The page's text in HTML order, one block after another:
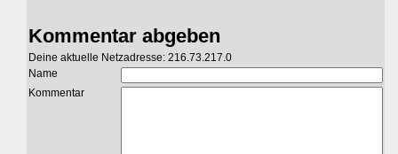
Kommentar abgeben
Deine aktuelle Netzadresse: 216.73.217.0
Name
Kommentar